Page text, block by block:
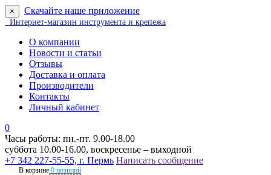
× Скачайте наше приложение
Интернет-магазин инструмента и крепежа
О компании
Новости и статьи
Отзывы
Доставка и оплата
Производители
Контакты
Личный кабинет
0
Часы работы: пн.-пт. 9.00-18.00
суббота 10.00-16.00, воскресенье – выходной
+7 342 227-55-55, г. Пермь Написать сообщение
В корзине 0 позиций